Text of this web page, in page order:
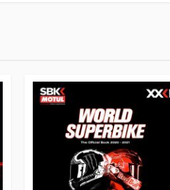
Montecarlo
2,5 cm